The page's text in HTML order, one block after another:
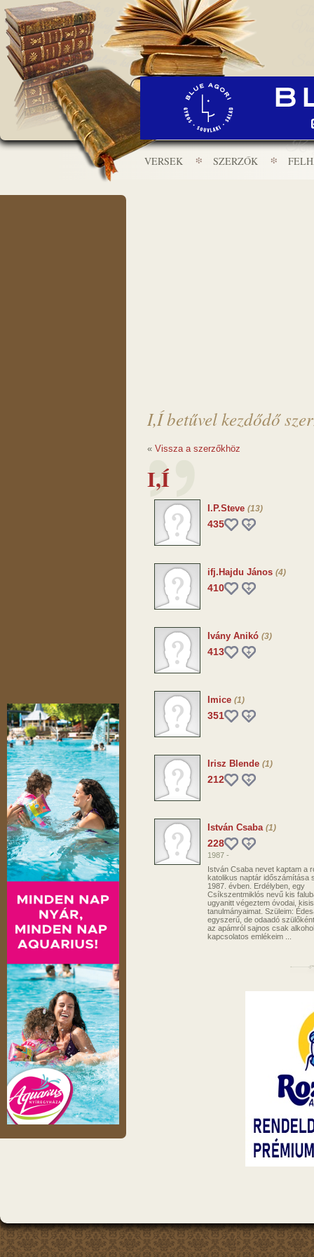
VERSEK SZERZŐK
I,Í betűvel kezdődő
« Vissza a szerzőkhöz
I,Í
I.P.Steve (13)
435
ifj.Hajdu János (4)
410
Ivány Anikó (3)
413
Imice (1)
351
Irisz Blende (1)
212
István Csaba (1)
228
1987 -
István Csaba nevet kaptam a
katolikus naptár időszámítása
1987. évben. Erdélyben, egy
Csíkszentmiklós nevű kis
ugyanitt végeztem óvodai,
tanulmányaimat. Szüleim:
egyszerű, de odaadó
az apámról sajnos csak
kapcsolatos emlékeim ...